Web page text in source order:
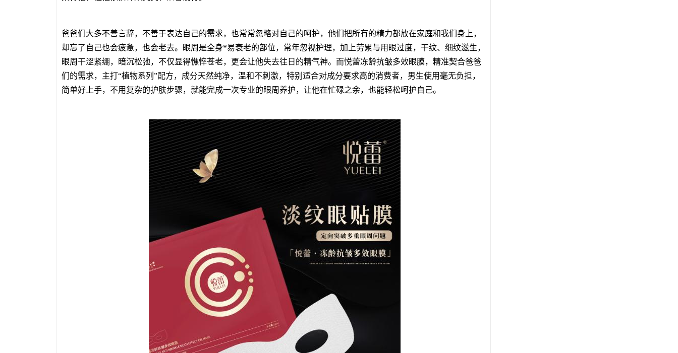
爸爸们大多不善言辞，不善于表达自己的需求，也常常忽略对自己的呵护，他们把所有的精力都放在家庭和我们身上，
却忘了自己也会疲惫，也会老去。眼周是全身*易衰老的部位，常年忽视护理，加上劳累与用眼过度，干纹、细纹滋生，
眼周干涩紧绷，暗沉松弛，不仅显得憔悴苍老，更会让他失去往日的精气神。而悦蕾冻龄抗皱多效眼膜，精准契合爸爸
们的需求，主打“植物系列”配方，成分天然纯净，温和不刺激，特别适合对成分要求高的消费者，男生使用毫无负担，
简单好上手，不用复杂的护肤步骤，就能完成一次专业的眼周养护，让他在忙碌之余，也能轻松呵护自己。